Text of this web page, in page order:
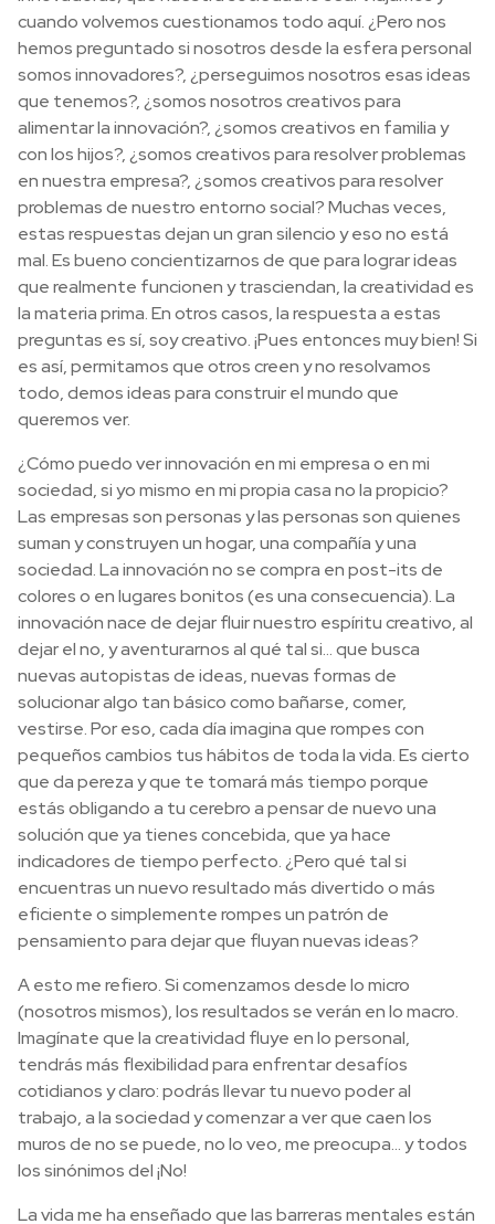
cuando volvemos cuestionamos todo aquí. ¿Pero nos
hemos preguntado si nosotros desde la esfera personal
somos innovadores?, ¿perseguimos nosotros esas ideas
que tenemos?, ¿somos nosotros creativos para
alimentar la innovación?, ¿somos creativos en familia y
con los hijos?, ¿somos creativos para resolver problemas
en nuestra empresa?, ¿somos creativos para resolver
problemas de nuestro entorno social? Muchas veces,
estas respuestas dejan un gran silencio y eso no está
mal. Es bueno concientizarnos de que para lograr ideas
que realmente funcionen y trasciendan, la creatividad es
la materia prima. En otros casos, la respuesta a estas
preguntas es sí, soy creativo. ¡Pues entonces muy bien! Si
es así, permitamos que otros creen y no resolvamos
todo, demos ideas para construir el mundo que
queremos ver.
¿Cómo puedo ver innovación en mi empresa o en mi
sociedad, si yo mismo en mi propia casa no la propicio?
Las empresas son personas y las personas son quienes
suman y construyen un hogar, una compañía y una
sociedad. La innovación no se compra en post-its de
colores o en lugares bonitos (es una consecuencia). La
innovación nace de dejar fluir nuestro espíritu creativo, al
dejar el no, y aventurarnos al qué tal si… que busca
nuevas autopistas de ideas, nuevas formas de
solucionar algo tan básico como bañarse, comer,
vestirse. Por eso, cada día imagina que rompes con
pequeños cambios tus hábitos de toda la vida. Es cierto
que da pereza y que te tomará más tiempo porque
estás obligando a tu cerebro a pensar de nuevo una
solución que ya tienes concebida, que ya hace
indicadores de tiempo perfecto. ¿Pero qué tal si
encuentras un nuevo resultado más divertido o más
eficiente o simplemente rompes un patrón de
pensamiento para dejar que fluyan nuevas ideas?
A esto me refiero. Si comenzamos desde lo micro
(nosotros mismos), los resultados se verán en lo macro.
Imagínate que la creatividad fluye en lo personal,
tendrás más flexibilidad para enfrentar desafíos
cotidianos y claro: podrás llevar tu nuevo poder al
trabajo, a la sociedad y comenzar a ver que caen los
muros de no se puede, no lo veo, me preocupa… y todos
los sinónimos del ¡No!
La vida me ha enseñado que las barreras mentales están